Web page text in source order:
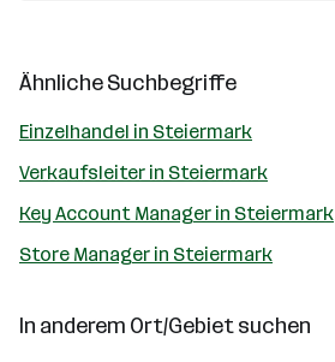
Ähnliche Suchbegriffe
Einzelhandel in Steiermark
Verkaufsleiter in Steiermark
Key Account Manager in Steiermark
Store Manager in Steiermark
In anderem Ort/Gebiet suchen